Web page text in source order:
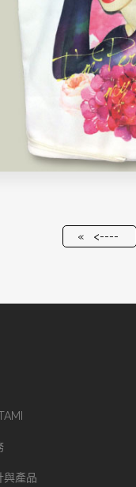
« <----
與產品